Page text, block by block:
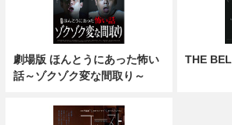
劇場版 ほんとうにあった怖い
話～ゾクゾク変な間取り～
THE